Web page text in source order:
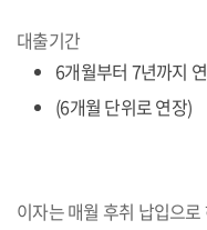
대출기간
6개월부터 7년까지
(6개월 단위로 연장)
이자는 매월 후취 납입으